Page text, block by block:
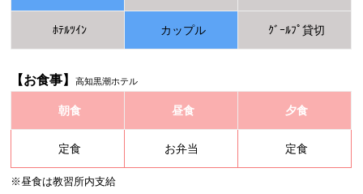
ﾎﾃﾙﾂｲﾝ カップル ｸﾞｰﾙﾌﾟ貸切
【お食事】高知黒潮ホテル
朝食 昼食 夕食
定食 お弁当 定食
※昼食は教習所内支給